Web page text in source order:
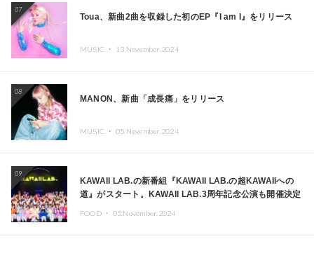
07
Toua、新曲2曲を収録した初のEP『I am I』をリリース
MUSIC ・ 13.November.2024
08
MANON、新曲「成長痛」をリリース
MUSIC ・ 05.November.2024
09
KAWAII LAB.の新番組『KAWAII LAB.の超KAWAIIへの
道』がスタート。KAWAII LAB.3周年記念公演も開催決定
FOOD ・ 05.November.2024